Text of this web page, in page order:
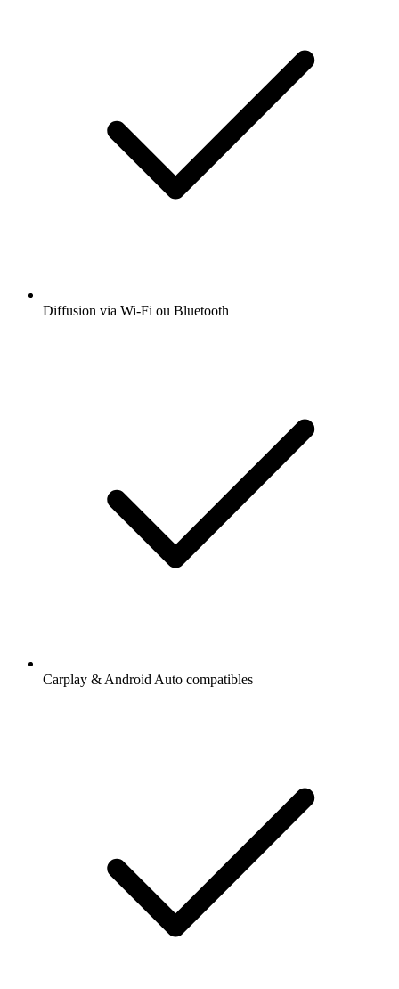
Diffusion via Wi-Fi ou Bluetooth
Carplay & Android Auto compatibles